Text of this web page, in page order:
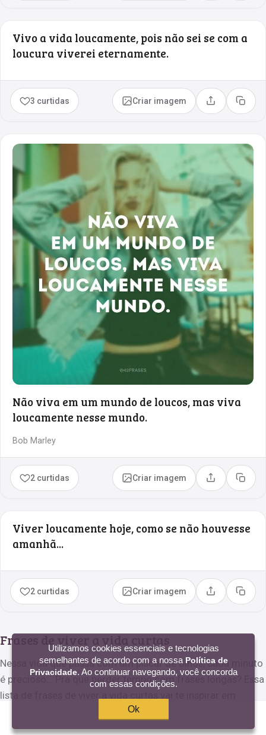
Vivo a vida loucamente, pois não sei se com a
loucura viverei eternamente.
3 curtidas Criar imagem Compartilhar
Copiar
Não viva em um mundo de loucos, mas viva
loucamente nesse mundo.
Bob Marley
2 curtidas Criar imagem Compartilhar
Copiar
Viver loucamente hoje, como se não houvesse
amanhã...
2 curtidas Criar imagem Compartilhar
Copiar
Frases de viver a vida curtas
Nessa vida que passa com um piscar de olhos, cada minuto
é precioso… Pra que perder tempo com frases longas? Essa
lista de frases de viver a vida curtas vai te inspirar em
segundos para você não perder tempo nenhum! Confira:
Utilizamos cookies essenciais e tecnologias
semelhantes de acordo com a nossa Política de
Privacidade. Ao continuar navegando, você concorda
com essas condições.
Ok